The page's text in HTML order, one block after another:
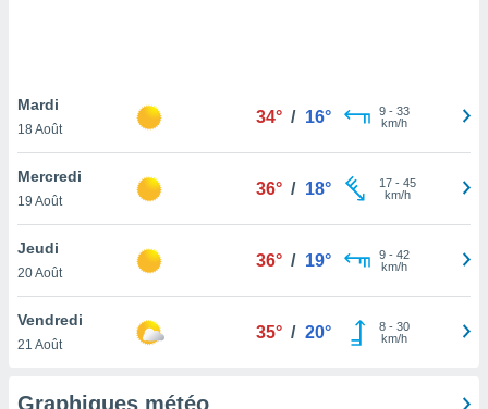
notre
que
et que
Mardi
18 Août
34° / 16° 9- 33
km/h
Mercredi
19 Août
36° / 18° 17- 45
km/h
Jeudi
20 Août
36° / 19° 9- 42
km/h
Vendredi
21 Août
35° / 20° 8- 30
km/h
Graphiques météo